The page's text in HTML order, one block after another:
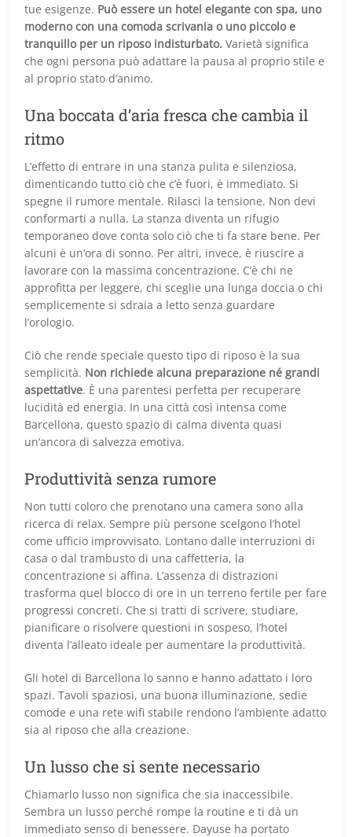
tue esigenze. Può essere un hotel elegante con spa, uno
moderno con una comoda scrivania o uno piccolo e
tranquillo per un riposo indisturbato. Varietà significa
che ogni persona può adattare la pausa al proprio stile e
al proprio stato d’animo.
Una boccata d’aria fresca che cambia il
ritmo
L’effetto di entrare in una stanza pulita e silenziosa,
dimenticando tutto ciò che c’è fuori, è immediato. Si
spegne il rumore mentale. Rilasci la tensione. Non devi
conformarti a nulla. La stanza diventa un rifugio
temporaneo dove conta solo ciò che ti fa stare bene. Per
alcuni è un’ora di sonno. Per altri, invece, è riuscire a
lavorare con la massima concentrazione. C’è chi ne
approfitta per leggere, chi sceglie una lunga doccia o chi
semplicemente si sdraia a letto senza guardare
l’orologio.
Ciò che rende speciale questo tipo di riposo è la sua
semplicità. Non richiede alcuna preparazione né grandi
aspettative. È una parentesi perfetta per recuperare
lucidità ed energia. In una città così intensa come
Barcellona, questo spazio di calma diventa quasi
un’ancora di salvezza emotiva.
Produttività senza rumore
Non tutti coloro che prenotano una camera sono alla
ricerca di relax. Sempre più persone scelgono l’hotel
come ufficio improvvisato. Lontano dalle interruzioni di
casa o dal trambusto di una caffetteria, la
concentrazione si affina. L’assenza di distrazioni
trasforma quel blocco di ore in un terreno fertile per fare
progressi concreti. Che si tratti di scrivere, studiare,
pianificare o risolvere questioni in sospeso, l’hotel
diventa l’alleato ideale per aumentare la produttività.
Gli hotel di Barcellona lo sanno e hanno adattato i loro
spazi. Tavoli spaziosi, una buona illuminazione, sedie
comode e una rete wifi stabile rendono l’ambiente adatto
sia al riposo che alla creazione.
Un lusso che si sente necessario
Chiamarlo lusso non significa che sia inaccessibile.
Sembra un lusso perché rompe la routine e ti dà un
immediato senso di benessere. Dayuse ha portato